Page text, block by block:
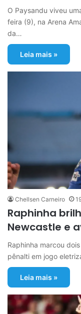
O Paysandu viveu
feira (9), na Arena
da…
Leia mais »
Chellsen Carneiro
Raphinha
Newcastle e
Raphinha marcou
pênalti em jogo
Leia mais »